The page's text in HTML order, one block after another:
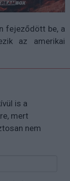
fejeződött be, a
az amerikai
is a
mert
nem